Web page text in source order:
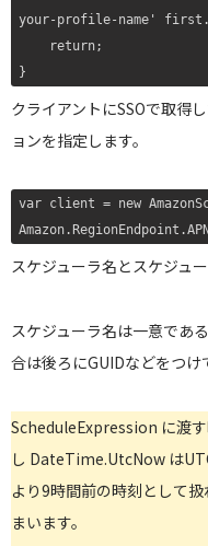
your-profile-name'
}
クライアントにSSOで取得
ョンを指定します。
var client = new
スケジューラ名とスケジュ
スケジューラ名は一意であ
合は後ろにGUIDなどをつけ
ScheduleExpression に渡
し DateTime.UtcNow は
より9時間前の時刻として
まいます。